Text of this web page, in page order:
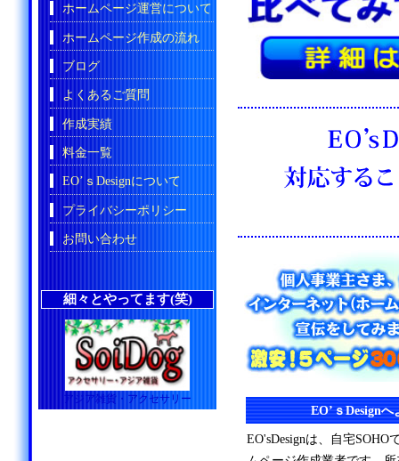
EO’ｓDesign
EO'sDesignは、自宅SOHO
ホームページ運営について
ホームページ作成の流れ
ブログ
よくあるご質問
作成実績
料金一覧
EO’ｓDesignについて
プライバシーポリシー
お問い合わせ
細々とやってます(笑)
アジア雑貨・アクセサリー